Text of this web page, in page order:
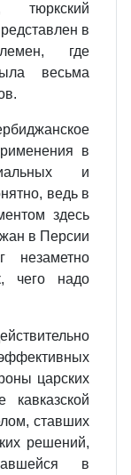
тюркский
в
где
весьма
в
и
ведь в
здесь
в Персии
незаметно
чего надо
царских
кавказской
ставших
решений,
в